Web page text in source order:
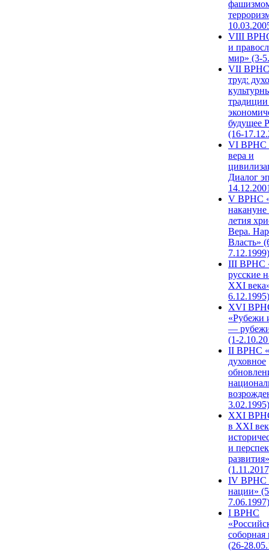
VIII
и
мир» (3-
VII ВРНС
труд:
будущее
(16-
VI ВРНС
вера и
Диалог
V ВРНС
накануне
летия
Вера.
Власть»
7.12.1999)
III ВРНС
русские
XXI
6.12.1995)
XVI
«Рубежи
—
(1-
II ВРНС
духовное
3.02.1995)
XХI
в XXI
и
развития»
IV ВРНС
нации»
7.06.1997)
I ВРНС
(26-